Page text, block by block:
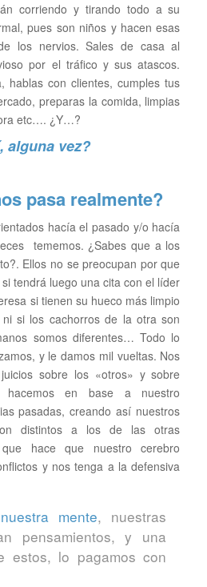
corriendo y tirando todo a su
pues son niños y hacen esas
los nervios. Sales de casa al
por el tráfico y sus atascos.
hablas con clientes, cumples tus
preparas la comida, limpias
etc…. ¿Y…?
alguna vez?
pasa realmente?
hacía el pasado y/o hacía
tememos. ¿Sabes que a los
Ellos no se preocupan por que
tendrá luego una cita con el líder
si tienen su hueco más limpio
si los cachorros de la otra son
somos diferentes… Todo lo
y le damos mil vueltas. Nos
sobre los «otros» y sobre
hacemos en base a nuestro
pasadas, creando así nuestros
distintos a los de las otras
hace que nuestro cerebro
y nos tenga a la defensiva
mente, nuestras
pensamientos, y una
estos, lo pagamos con